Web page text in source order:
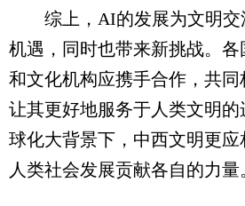
综上，AI的发展为文明交
机遇，同时也带来新挑战。
和文化机构应携手合作，共同
让其更好地服务于人类文明
球化大背景下，中西文明更
人类社会发展贡献各自的力量